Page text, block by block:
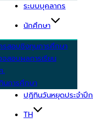
ระบบบุคลากร
นักศึกษา
รสอบชิงทุนการศึกษา
สอบผลการเรียน
.
นการศึกษา
ปฏิทินวันหยุดประจำปี
TH